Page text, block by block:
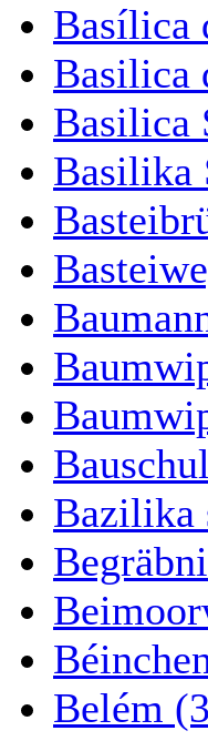
Basílica
Basilica
Basilica
Basilika
Bazilika
Belém